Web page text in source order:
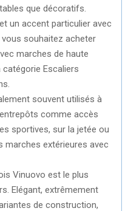
que décoratifs.
un accent particulier avec
souhaitez acheter
marches de haute
Escaliers
souvent utilisés à
comme accès
sportives, sur la jetée ou
marches extérieures avec
Vinuovo est le plus
Elégant, extrêmement
de construction,